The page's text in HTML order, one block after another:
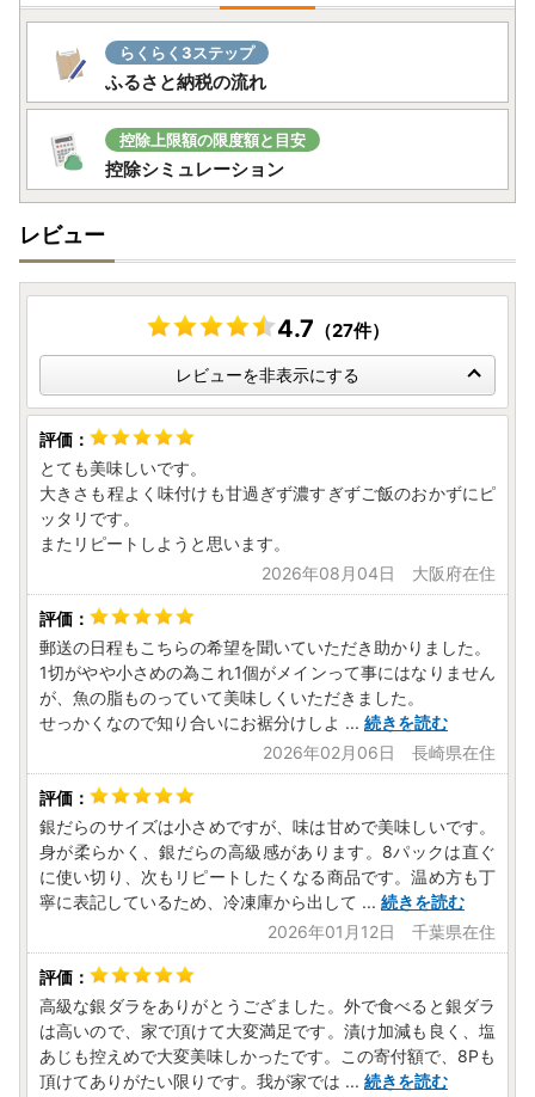
【返礼品は「一時所得」として課税の対象となります】
都道府県・市区町村にふるさと納税し、返礼品を受け取っ
ます。以下の計算式で一時所得が生じる場合は、申告が必要
となります。
※1返礼品の価額」には、運送料は含まれません。
※2「一時所得」とは、継続性がなく、労働の対価や商売な
どで得た所得ではない所得のことです。
▶詳細はこちら【国税庁ＨＰ】
≪一時所得の計算式の表≫
一時所得の金額 ＝ 収入金額[A]－ 支出金額
－ 特別控
除額[50万円]
[A]：その年中の一時所得に係る総収入金額（ふるさと納税
の場合は返礼品を受け取った年の価額）
[B]：その収入を得るために支出した金額の合計額（寄附金
として支出した金額は含まれません。）
[特別控除額]：[A]－[B]と50万円のいずれか少ない金額
計算式で算出された一時所得の金額の2分の1が、その年の
総所得金額に算入されます。
【ふるさと納税の“詐欺サイト”にご注意ください！】
自治体のふるさと納税サイトの画像や返礼品名をコピー
し、入金させようとする悪質な詐欺サイトが確認されていま
す。
詐欺サイトに共通する点を以下にまとめていますので、ふ
るさと納税詐欺の被害にあわないようご注意ください。
※1運営会社の住所、電話番号及びメールアドレスがない。
※2メールアドレスがフリーメールとなっている。
※3支払方法が口座振込しかない、または口座名義人と販売
事業者が異なる。
※4正規の価格からの値引き率が高く、特別価格を宣伝文句
（ふるさと納税に値引きはありません）
らくらく3ステップ
ふるさと納税の流れ
控除上限額の限度額と目安
控除シミュレーション
レビュー
4.7 （27件）
レビューを非表示にする
とても美味しいです。
大きさも程よく味付けも甘過ぎず濃すぎずご飯のおかずにピ
ッタリです。
またリピートしようと思います。
2026年08月04日 大阪府在住
郵送の日程もこちらの希望を聞いていただき助かりました。
1切がやや小さめの為これ1個がメインって事にはなりません
が、魚の脂ものっていて美味しくいただきました。
せっかくなので知り合いにお裾分けしよ ... 続きを読む
2026年02月06日 長崎県在住
銀だらのサイズは小さめですが、味は甘めで美味しいです。
身が柔らかく、銀だらの高級感があります。8パックは直ぐ
に使い切り、次もリピートしたくなる商品です。温め方も丁
寧に表記しているため、冷凍庫から出して ... 続きを読む
2026年01月12日 千葉県在住
高級な銀ダラをありがとうござました。外で食べると銀ダラ
は高いので、家で頂けて大変満足です。漬け加減も良く、塩
あじも控えめで大変美味しかったです。この寄付額で、8Pも
頂けてありがたい限りです。我が家では ... 続きを読む